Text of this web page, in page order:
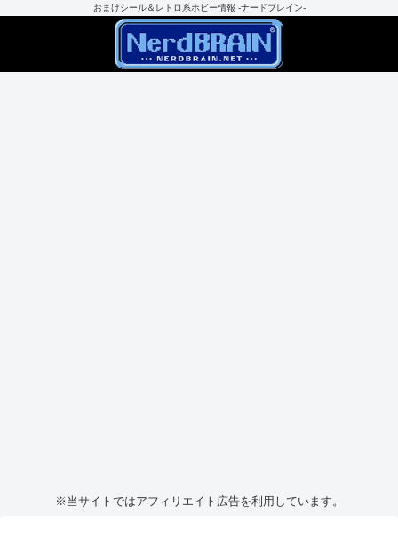
おまけシール＆レトロ系ホビー情報 -ナードブレイン-
※当サイトではアフィリエイト広告を利用しています。